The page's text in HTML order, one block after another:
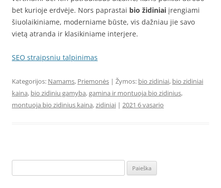
bet kurioje erdvėje. Nors paprastai bio židiniai įrengiami
šiuolaikiniame, moderniame būste, vis dažniau jie savo
vietą atranda ir klasikiniame interjere.
SEO straipsniu talpinimas
Kategorijos: Namams, Priemonės | Žymos: bio zidiniai, bio zidiniai
kaina, bio zidiniu gamyba,gamina ir montuoja bio zidinius,
montuoja bio zidinius kaina,zidiniai | 2021 6 vasario